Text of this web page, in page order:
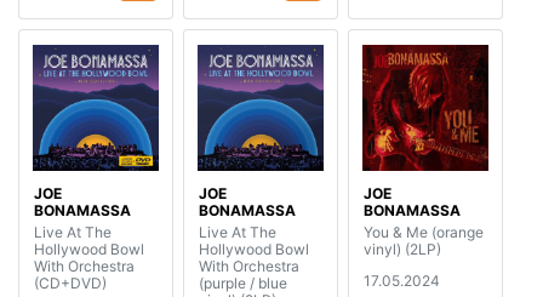
JOE
BONAMASSA
Live At The
Hollywood Bowl
With Orchestra
(CD+DVD)
JOE
BONAMASSA
Live At The
Hollywood Bowl
With Orchestra
(purple / blue
JOE
BONAMASSA
You & Me (orange
vinyl) (2LP)
17.05.2024